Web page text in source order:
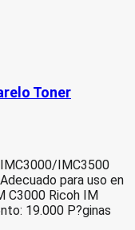
Toner
IMC3500
para uso en
C3000 Ricoh IM
19.000 P?ginas